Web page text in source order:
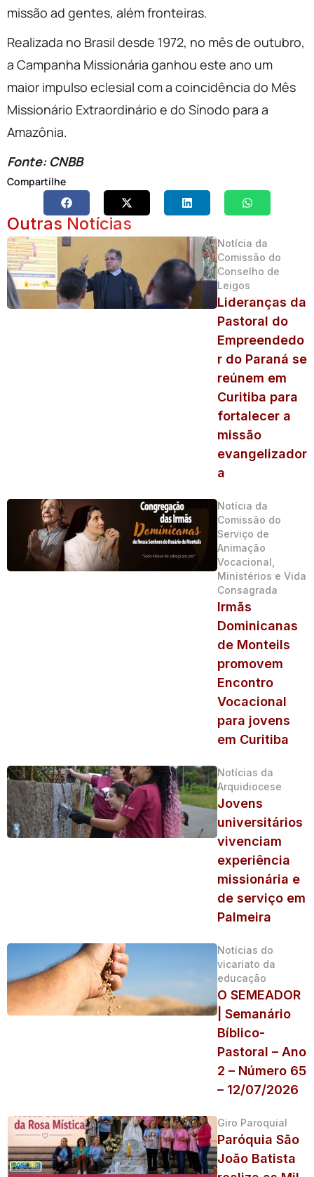
missão ad gentes, além fronteiras.
Realizada no Brasil desde 1972, no mês de outubro,
a Campanha Missionária ganhou este ano um
maior impulso eclesial com a coincidência do Mês
Missionário Extraordinário e do Sínodo para a
Amazônia.
Fonte: CNBB
Compartilhe
Outras Notícias
Notícia da
Comissão do
Conselho de
Leigos
Lideranças da
Pastoral do
Empreendedo
r do Paraná se
reúnem em
Curitiba para
fortalecer a
missão
evangelizador
a
Notícia da
Comissão do
Serviço de
Animação
Vocacional,
Ministérios e Vida
Consagrada
Irmãs
Dominicanas
de Monteils
promovem
Encontro
Vocacional
para jovens
em Curitiba
Notícias da
Arquidiocese
Jovens
universitários
vivenciam
experiência
missionária e
de serviço em
Palmeira
Noticias do
vicariato da
educação
O SEMEADOR
| Semanário
Bíblico-
Pastoral – Ano
2 – Número 65
– 12/07/2026
Giro Paroquial
Paróquia São
João Batista